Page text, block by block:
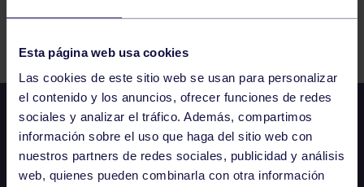
Esta página web usa cookies
Las cookies de este sitio web se usan para personalizar
el contenido y los anuncios, ofrecer funciones de redes
sociales y analizar el tráfico. Además, compartimos
información sobre el uso que haga del sitio web con
nuestros partners de redes sociales, publicidad y análisis
web, quienes pueden combinarla con otra información